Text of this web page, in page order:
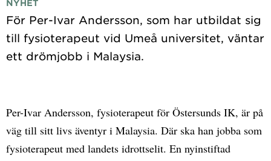
NYHET
För Per-Ivar Andersson, som har utbildat sig
till fysioterapeut vid Umeå universitet, väntar
Per-Ivar Andersson, fysioterapeut för Östersunds IK, är på
väg till sitt livs äventyr i Malaysia. Där ska han jobba som
fysioterapeut med landets idrottselit. En nyinstiftad